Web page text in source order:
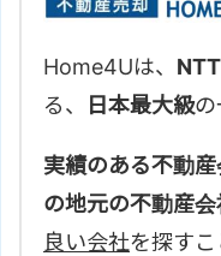
Home4Uは、
る、
日本最大級の
実績のある不動
の地元の不動産
良い会社を探すこ